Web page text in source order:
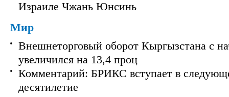
Израиле Чжань Юнсинь
Мир
Внешнеторговый оборот Кыргызстана с
увеличился на 13,4 проц
Комментарий: БРИКС вступает в
десятилетие